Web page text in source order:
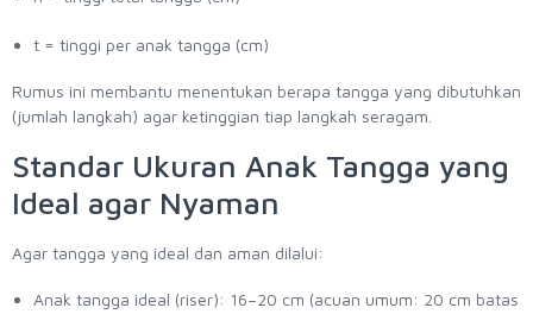
t = tinggi per anak tangga (cm)
Rumus ini membantu menentukan berapa tangga yang dibutuhkan
(jumlah langkah) agar ketinggian tiap langkah seragam.
Standar Ukuran Anak Tangga yang
Ideal agar Nyaman
Agar tangga yang ideal dan aman dilalui:
Anak tangga ideal (riser): 16–20 cm (acuan umum: 20 cm batas